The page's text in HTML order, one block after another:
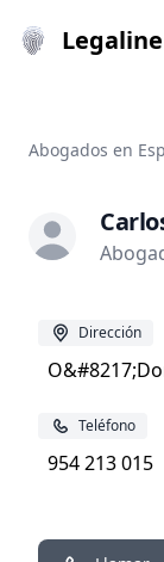
Legaline
Abogados en
Dirección
Teléfono
954 213 015